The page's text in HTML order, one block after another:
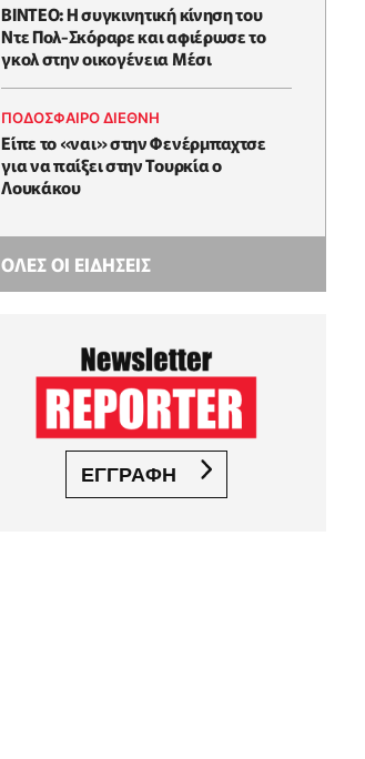
ΒΙΝΤΕΟ: Η συγκινητική κίνηση του
Ντε Πολ-Σκόραρε και αφιέρωσε το
γκολ στην οικογένεια Μέσι
ΠΟΔΟΣΦΑΙΡΟ ΔΙΕΘΝΗ
Είπε το «ναι» στην Φενέρμπαχτσε
για να παίξει στην Τουρκία ο
Λουκάκου
ΟΛΕΣ ΟΙ ΕΙΔΗΣΕΙΣ
ΕΓΓΡΑΦΗ